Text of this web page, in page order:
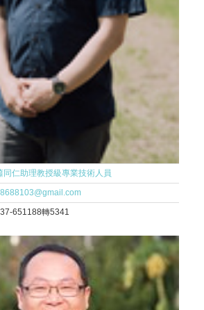
同仁助理教授級專業技術人員
651188轉5341